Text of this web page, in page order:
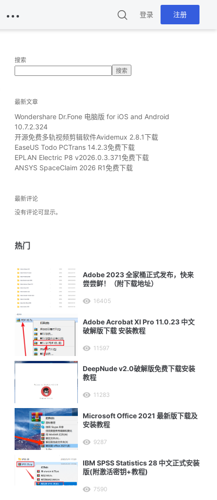
登录 注册
搜索
搜索
最新文章
Wondershare Dr.Fone 电脑版 for iOS and Android
10.7.2.324
开源免费多轨视频剪辑软件Avidemux 2.8.1下载
EaseUS Todo PCTrans 14.2.3免费下载
EPLAN Electric P8 v2026.0.3.371免费下载
ANSYS SpaceClaim 2026 R1免费下载
最新评论
没有评论可显示。
热门
Adobe 2023 全家桶正式发布，快来
尝尝鲜！（附下载地址）
16405
Adobe Acrobat XI Pro 11.0.23 中文
破解版下载 安装教程
11597
DeepNude v2.0破解版免费下载安装
教程
11283
Microsoft Office 2021 最新版下载及
安装教程
9287
IBM SPSS Statistics 28 中文正式安装
版(附激活密钥+教程)
7590